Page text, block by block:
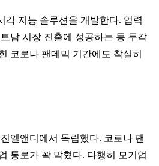
각 지능 솔루션을 개발한다. 업력
남 시장 진출에 성공하는 등 두각
코로나 팬데믹 기간에도 착실히
엘앤디에서 독립했다. 코로나 팬
통로가 꽉 막혔다. 다행히 모기업